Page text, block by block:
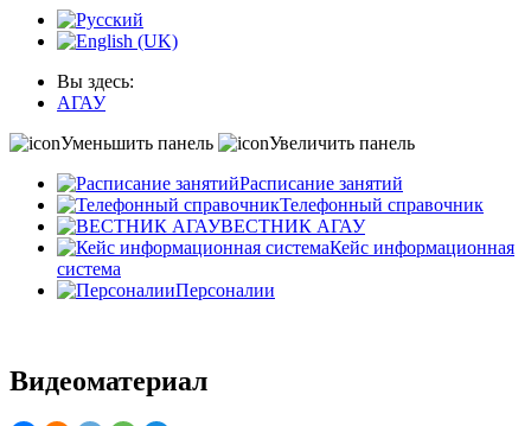
Вы здесь:
АГАУ
Уменьшить панель
Увеличить панель
Расписание занятий
Телефонный справочник
ВЕСТНИК АГАУ
Кейс информационная
система
Персоналии
Видеоматериал